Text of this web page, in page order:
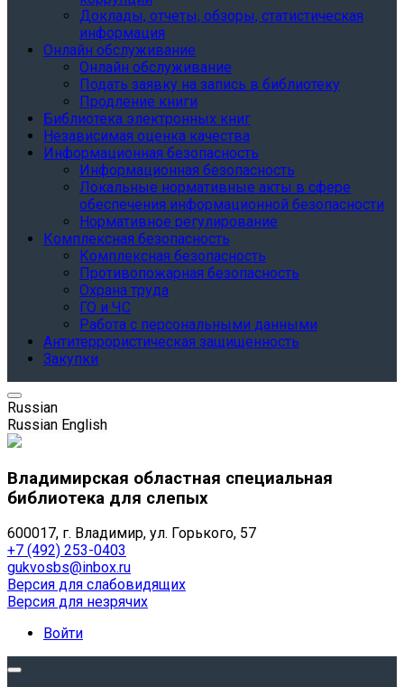
Доклады, отчеты, обзоры, статистическая
информация
Онлайн обслуживание
Онлайн обслуживание
Подать заявку на запись в библиотеку
Продление книги
Библиотека электронных книг
Независимая оценка качества
Информационная безопасность
Информационная безопасность
Локальные нормативные акты в сфере
обеспечения информационной безопасности
Нормативное регулирование
Комплексная безопасность
Комплексная безопасность
Противопожарная безопасность
Охрана труда
ГО и ЧС
Работа с персональными данными
Антитеррористическая защищенность
Закупки
Russian
Russian English
Владимирская областная специальная
библиотека для слепых
600017, г. Владимир, ул. Горького, 57
+7 (492) 253-0403
gukvosbs@inbox.ru
Версия для слабовидящих
Версия для незрячих
Войти